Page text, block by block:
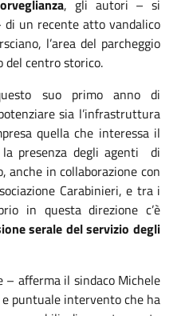
, gli autori – si
un recente atto vandalico
l’area del parcheggio
del centro storico.
suo primo anno di
sia l’infrastruttura
quella che interessa il
presenza degli agenti
di
anche in collaborazione con
Carabinieri, e tra i
in questa direzione c’è
serale del servizio degli
– afferma il sindaco Michele
puntuale intervento che ha